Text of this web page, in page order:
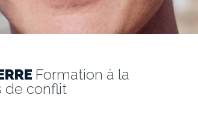
Formation à la
de conflit